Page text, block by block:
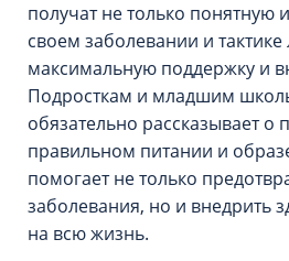
получат не только
своем заболевании и
максимальную поддержку и
Подросткам и младшим
обязательно рассказывает о
правильном питании и
помогает не только
заболевания, но и внедрить
на всю жизнь.